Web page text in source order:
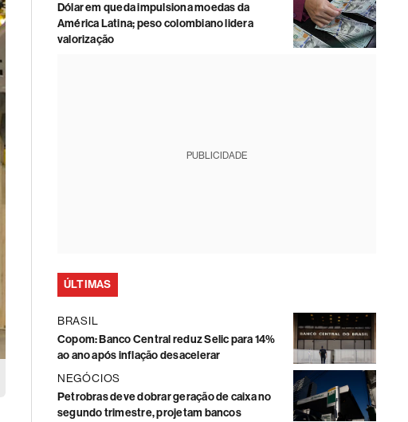
Dólar em queda impulsiona moedas da
América Latina; peso colombiano lidera
valorização
PUBLICIDADE
ÚLTIMAS
BRASIL
Copom: Banco Central reduz Selic para 14%
ao ano após inflação desacelerar
NEGÓCIOS
Petrobras deve dobrar geração de caixa no
segundo trimestre, projetam bancos